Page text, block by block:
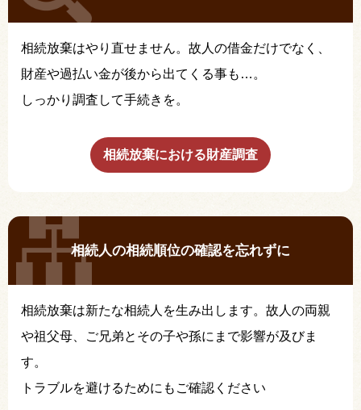
相続放棄はやり直せません。故人の借金だけでなく、
財産や過払い金が後から出てくる事も…。
しっかり調査して手続きを。
相続放棄における財産調査
相続人の相続順位の確認を忘れずに
相続放棄は新たな相続人を生み出します。故人の両親
や祖父母、ご兄弟とその子や孫にまで影響が及びま
す。
トラブルを避けるためにもご確認ください